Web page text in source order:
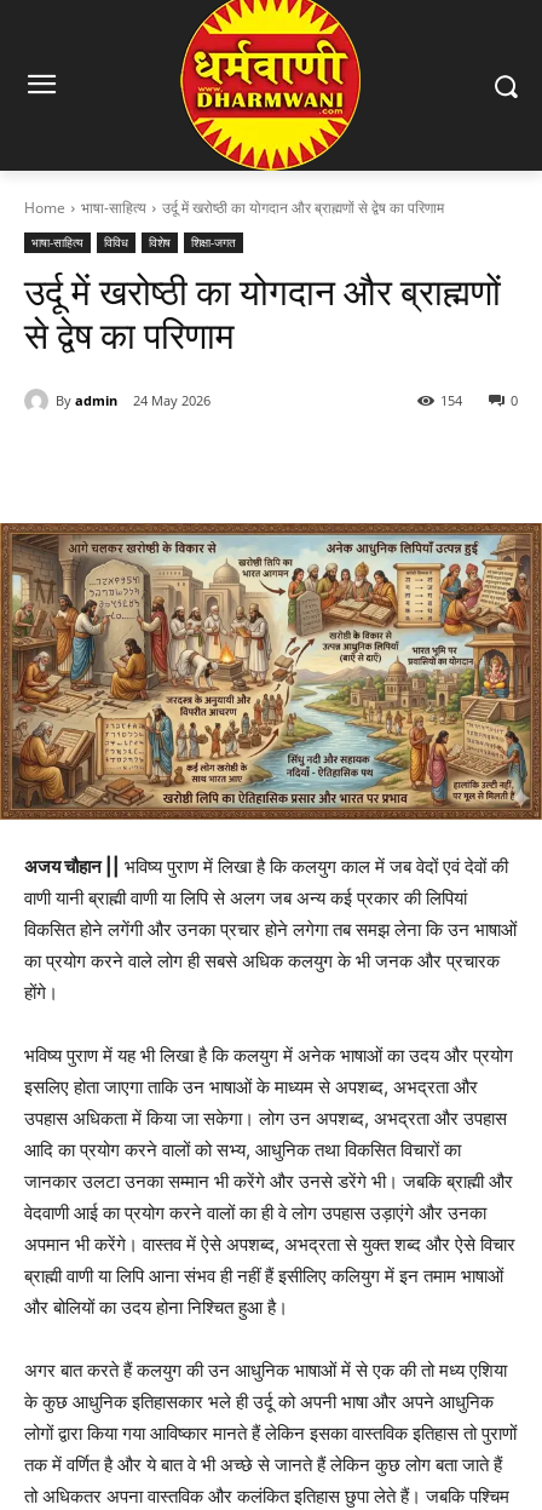
Home भाषा-साहित्य उर्दू में खरोष्ठी का योगदान और ब्राह्मणों से द्वेष का परिणाम
भाषा-साहित्य विविध विशेष शिक्षा-जगत
उर्दू में खरोष्ठी का योगदान और ब्राह्मणों
से द्वेष का परिणाम
By admin 24 May 2026 0
154
अजय चौहान ||
भविष्य पुराण में लिखा है कि कलयुग काल में जब वेदों एवं देवों की
वाणी यानी ब्राह्मी वाणी या लिपि से अलग जब अन्य कई प्रकार की लिपियां
विकसित होने लगेंगी और उनका प्रचार होने लगेगा तब समझ लेना कि उन भाषाओं
का प्रयोग करने वाले लोग ही सबसे अधिक कलयुग के भी जनक और प्रचारक
होंगे।
भविष्य पुराण में यह भी लिखा है कि कलयुग में अनेक भाषाओं का उदय और प्रयोग
इसलिए होता जाएगा ताकि उन भाषाओं के माध्यम से अपशब्द, अभद्रता और
उपहास अधिकता में किया जा सकेगा। लोग उन अपशब्द, अभद्रता और उपहास
आदि का प्रयोग करने वालों को सभ्य, आधुनिक तथा विकसित विचारों का
जानकार उलटा उनका सम्मान भी करेंगे और उनसे डरेंगे भी। जबकि ब्राह्मी और
वेदवाणी आई का प्रयोग करने वालों का ही वे लोग उपहास उड़ाएंगे और उनका
अपमान भी करेंगे। वास्तव में ऐसे अपशब्द, अभद्रता से युक्त शब्द और ऐसे विचार
ब्राह्मी वाणी या लिपि आना संभव ही नहीं हैं इसीलिए कलियुग में इन तमाम भाषाओं
और बोलियों का उदय होना निश्चित हुआ है।
अगर बात करते हैं कलयुग की उन आधुनिक भाषाओं में से एक की तो मध्य एशिया
के कुछ आधुनिक इतिहासकार भले ही उर्दू को अपनी भाषा और अपने आधुनिक
लोगों द्वारा किया गया आविष्कार मानते हैं लेकिन इसका वास्तविक इतिहास तो पुराणों
तक में वर्णित है और ये बात वे भी अच्छे से जानते हैं लेकिन कुछ लोग बता जाते हैं
तो अधिकतर अपना वास्तविक और कलंकित इतिहास छुपा लेते हैं। जबकि पश्चिम